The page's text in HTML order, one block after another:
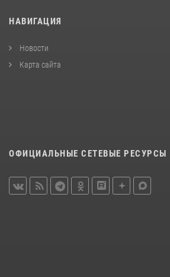
НАВИГАЦИЯ
Новости
Карта сайта
ОФИЦИАЛЬНЫЕ СЕТЕВЫЕ РЕСУРСЫ